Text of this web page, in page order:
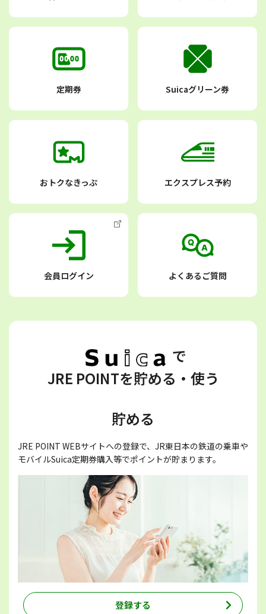
定期券 Suicaグリーン券
おトクなきっぷ エクスプレス予約
会員ログイン よくあるご質問
で
JRE POINTを貯める・使う
貯める
JRE POINT WEBサイトへの登録で、JR東日本の鉄道の乗車や
モバイルSuica定期券購入等でポイントが貯まります。
登録する